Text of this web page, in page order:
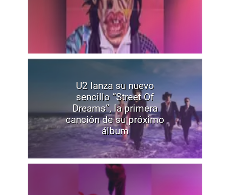
U2 lanza su nuevo
sencillo “Street Of
Dreams”, la primera
canción de su próximo
álbum